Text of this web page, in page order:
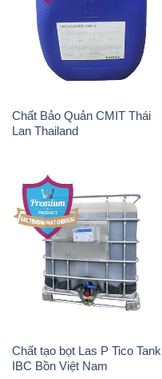
Chất Bảo Quản CMIT Thái
Lan Thailand
Chất tạo bọt Las P Tico Tank
IBC Bồn Việt Nam